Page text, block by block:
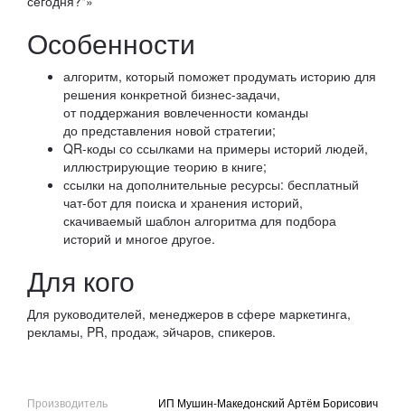
Особенности
алгоритм, который поможет продумать историю для
решения конкретной бизнес-задачи,
от поддержания вовлеченности команды
до представления новой стратегии;
QR-коды со ссылками на примеры историй людей,
иллюстрирующие теорию в книге;
ссылки на дополнительные ресурсы: бесплатный
чат-бот для поиска и хранения историй,
скачиваемый шаблон алгоритма для подбора
историй и многое другое.
Для кого
Для руководителей, менеджеров в сфере маркетинга,
рекламы, PR, продаж, эйчаров, спикеров.
Производитель
ИП Мушин-Македонский Артём Борисович